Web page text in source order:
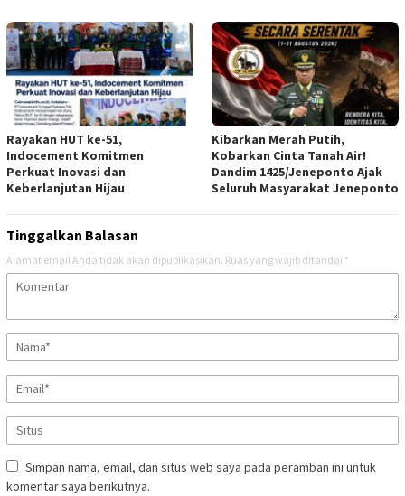
Rayakan HUT ke-51,
Indocement Komitmen
Perkuat Inovasi dan
Keberlanjutan Hijau
Kibarkan Merah Putih,
Kobarkan Cinta Tanah Air!
Dandim 1425/Jeneponto Ajak
Seluruh Masyarakat Jeneponto
Tinggalkan Balasan
Alamat email Anda tidak akan dipublikasikan. Ruas yang wajib ditandai *
Simpan nama, email, dan situs web saya pada peramban ini untuk
komentar saya berikutnya.